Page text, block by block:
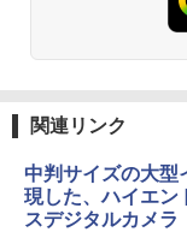
関連リンク
中判サイズの大型
現した、ハイエン
スデジタルカメラ